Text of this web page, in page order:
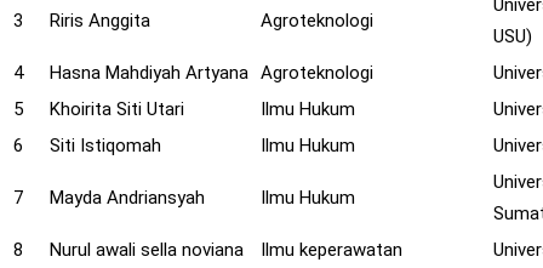
3 Riris Anggita Agroteknologi
USU)
4
Hasna Mahdiyah Artyana Agroteknologi
5
Khoirita Siti Utari Ilmu Hukum
6
Siti Istiqomah Ilmu Hukum
7 Mayda Andriansyah Ilmu Hukum
8
Nurul awali sella noviana Ilmu keperawatan